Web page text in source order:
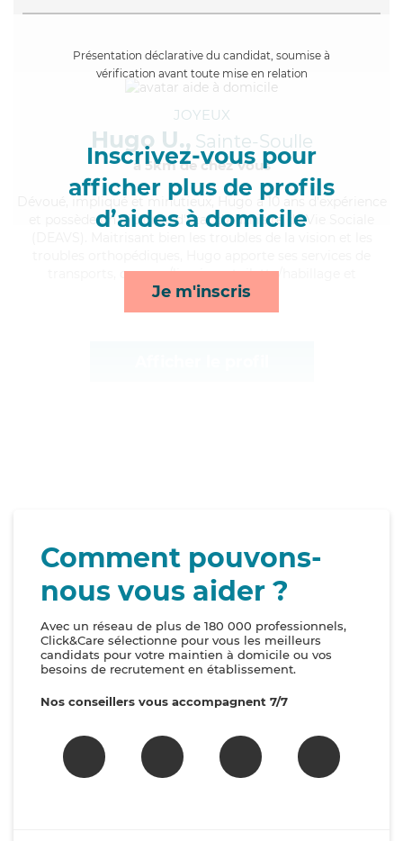
Présentation déclarative du candidat, soumise à
vérification avant toute mise en relation
Inscrivez-vous pour
afficher plus de profils
d’aides à domicile
Je m'inscris
JOYEUX
Hugo U., Sainte-Soulle
à 5km de chez Vous
, impliqué et minutieux, Hugo a 10 ans d'expérience
et possède un diplôme d'État d'Auxiliaire de Vie Sociale
transports, courses/livraison, toilette/habillage et
lessive/repassage*
Comment pouvons-
nous vous aider ?
Avec un réseau de plus de 180 000 professionnels,
Click&Care sélectionne pour vous les meilleurs
candidats pour votre maintien à domicile ou vos
besoins de recrutement en établissement.
Nos conseillers vous accompagnent 7/7